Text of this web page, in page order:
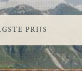
PRIJS